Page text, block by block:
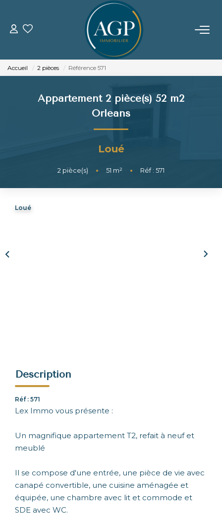
ACHETER
VENDRE
Estimer Votre Bien
Nos Biens Vendus
LOUER
Accueil 2 pièces Référence 571
Appartement 2 pièce(s) 52 m2
Orléans
Loué
2 pièce(s) • 51 m² • Réf : 571
Loué
Description
Réf : 571
Lex Immo vous présente :
Un magnifique appartement T2, refait à neuf et
meublé
Il se compose d'une entrée, une pièce de vie avec
canapé convertible, une cuisine aménagée et
équipée, une chambre avec lit et commode et
SDE avec WC.